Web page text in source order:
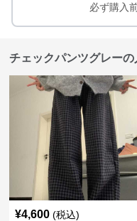
必ず購入
チェックパンツグレー
¥4,600 (税込)